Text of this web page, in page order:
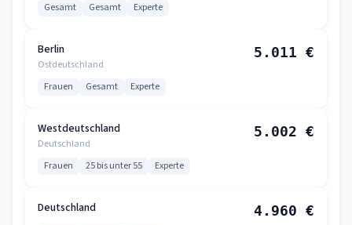
Gesamt Gesamt Experte
Berlin
Ostdeutschland
5.011 €
Frauen Gesamt Experte
Westdeutschland
Deutschland
5.002 €
Frauen 25 bis unter 55 Experte
Deutschland 4.960 €